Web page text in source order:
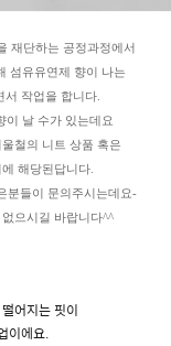
재단하는 공정과정에서
섬유유연제 향이 나는
작업을 합니다.
이 날 수가 있는데요
철의 니트 상품 혹은
해당된답니다.
분들이 문의주시는데요-
으시길 바랍니다^^
어지는 핏이
이에요.